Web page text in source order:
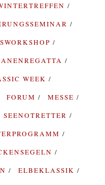
WEEK
FORUM
MESSE
SEENOTRETTER
ELBEKLASSIK